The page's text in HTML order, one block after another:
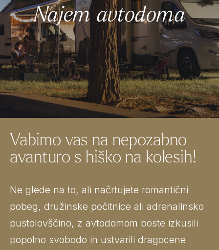
Najem avtodoma
Vabimo vas na nepozabno
avanturo s hiško na kolesih!
Ne glede na to, ali načrtujete romantični
pobeg, družinske počitnice ali adrenalinsko
pustolovščino, z avtodomom boste izkusili
popolno svobodo in ustvarili dragocene